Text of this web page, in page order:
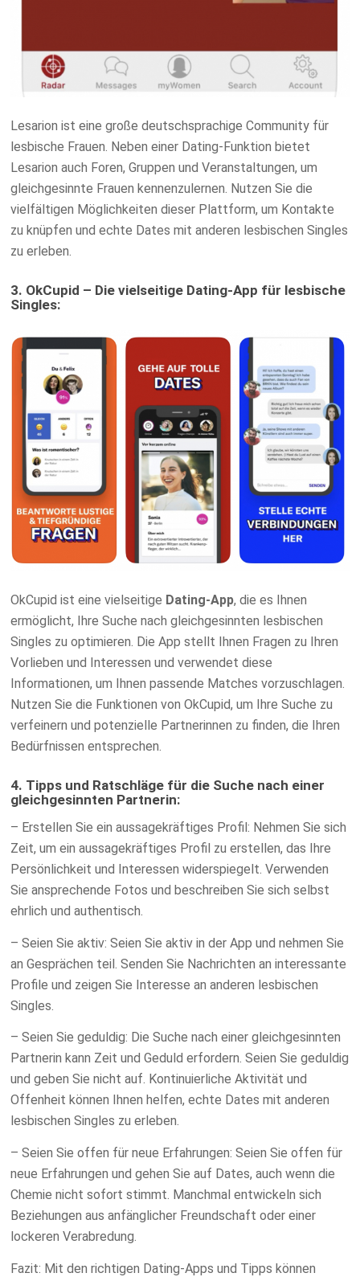
Lesarion ist eine große deutschsprachige Community für
lesbische Frauen. Neben einer Dating-Funktion bietet
Lesarion auch Foren, Gruppen und Veranstaltungen, um
gleichgesinnte Frauen kennenzulernen. Nutzen Sie die
vielfältigen Möglichkeiten dieser Plattform, um Kontakte
zu knüpfen und echte Dates mit anderen lesbischen Singles
zu erleben.
3. OkCupid – Die vielseitige Dating-App für lesbische
Singles:
OkCupid ist eine vielseitige Dating-App, die es Ihnen
ermöglicht, Ihre Suche nach gleichgesinnten lesbischen
Singles zu optimieren. Die App stellt Ihnen Fragen zu Ihren
Vorlieben und Interessen und verwendet diese
Informationen, um Ihnen passende Matches vorzuschlagen.
Nutzen Sie die Funktionen von OkCupid, um Ihre Suche zu
verfeinern und potenzielle Partnerinnen zu finden, die Ihren
Bedürfnissen entsprechen.
4. Tipps und Ratschläge für die Suche nach einer
gleichgesinnten Partnerin:
– Erstellen Sie ein aussagekräftiges Profil: Nehmen Sie sich
Zeit, um ein aussagekräftiges Profil zu erstellen, das Ihre
Persönlichkeit und Interessen widerspiegelt. Verwenden
Sie ansprechende Fotos und beschreiben Sie sich selbst
ehrlich und authentisch.
– Seien Sie aktiv: Seien Sie aktiv in der App und nehmen Sie
an Gesprächen teil. Senden Sie Nachrichten an interessante
Profile und zeigen Sie Interesse an anderen lesbischen
Singles.
– Seien Sie geduldig: Die Suche nach einer gleichgesinnten
Partnerin kann Zeit und Geduld erfordern. Seien Sie geduldig
und geben Sie nicht auf. Kontinuierliche Aktivität und
Offenheit können Ihnen helfen, echte Dates mit anderen
lesbischen Singles zu erleben.
– Seien Sie offen für neue Erfahrungen: Seien Sie offen für
neue Erfahrungen und gehen Sie auf Dates, auch wenn die
Chemie nicht sofort stimmt. Manchmal entwickeln sich
Beziehungen aus anfänglicher Freundschaft oder einer
lockeren Verabredung.
Fazit: Mit den richtigen Dating-Apps und Tipps können